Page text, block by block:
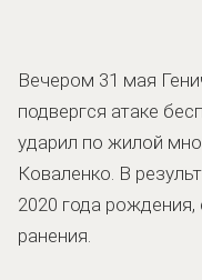
Вечером 31 мая
подвергся атаке
ударил по жилой
Коваленко. В
2020 года
ранения.